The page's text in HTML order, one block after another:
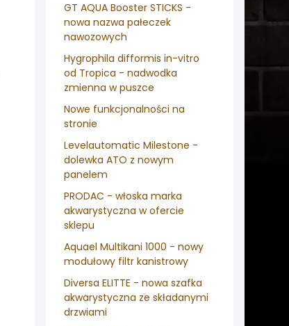
GT AQUA Booster STICKS -
nowa nazwa pałeczek
nawozowych
Hygrophila difformis in-vitro
od Tropica - nadwodka
zmienna w puszce
Nowe funkcjonalności na
stronie
Levelautomatic Milestone -
dolewka ATO z nowym
panelem
PRODAC - włoska marka
akwarystyczna w ofercie
sklepu
Aquael Multikani 1000 - nowy
modułowy filtr kanistrowy
Diversa ELITTE - nowa szafka
akwarystyczna ze składanymi
drzwiami